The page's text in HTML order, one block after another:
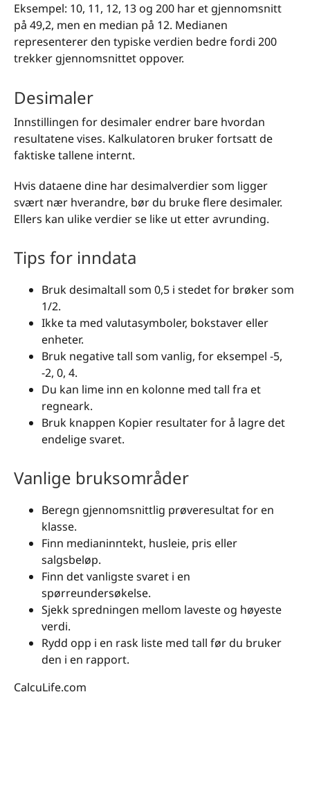
Eksempel: 10, 11, 12, 13 og 200 har et gjennomsnitt
på 49,2, men en median på 12. Medianen
representerer den typiske verdien bedre fordi 200
trekker gjennomsnittet oppover.
Desimaler
Innstillingen for desimaler endrer bare hvordan
resultatene vises. Kalkulatoren bruker fortsatt de
faktiske tallene internt.
Hvis dataene dine har desimalverdier som ligger
svært nær hverandre, bør du bruke flere desimaler.
Ellers kan ulike verdier se like ut etter avrunding.
Tips for inndata
Bruk desimaltall som 0,5 i stedet for brøker som
1/2.
Ikke ta med valutasymboler, bokstaver eller
enheter.
Bruk negative tall som vanlig, for eksempel -5,
-2, 0, 4.
Du kan lime inn en kolonne med tall fra et
regneark.
Bruk knappen Kopier resultater for å lagre det
endelige svaret.
Vanlige bruksområder
Beregn gjennomsnittlig prøveresultat for en
klasse.
Finn medianinntekt, husleie, pris eller
salgsbeløp.
Finn det vanligste svaret i en
spørreundersøkelse.
Sjekk spredningen mellom laveste og høyeste
verdi.
Rydd opp i en rask liste med tall før du bruker
den i en rapport.
CalcuLife.com